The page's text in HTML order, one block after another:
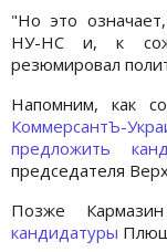
"Но это
НУ-НС и, к
резюмировал
Напомним, как
КоммерсантЪ-
предложить
председателя
Позже
кандидатуры